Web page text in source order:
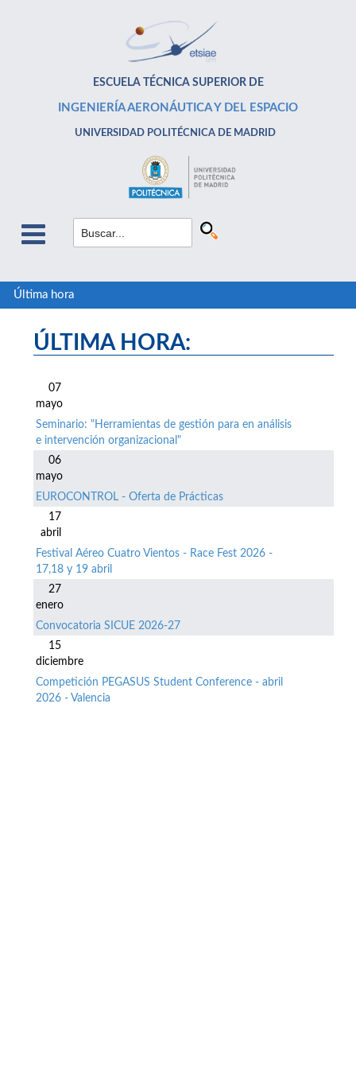
ESCUELA TÉCNICA SUPERIOR DE
INGENIERÍA AERONÁUTICA Y DEL ESPACIO
UNIVERSIDAD POLITÉCNICA DE MADRID
Última hora
ÚLTIMA HORA:
07
mayo
Seminario: "Herramientas de gestión para en análisis
e intervención organizacional"
06
mayo
EUROCONTROL - Oferta de Prácticas
17
abril
Festival Aéreo Cuatro Vientos - Race Fest 2026 -
17,18 y 19 abril
27
enero
Convocatoria SICUE 2026-27
15
diciembre
Competición PEGASUS Student Conference - abril
2026 - Valencia